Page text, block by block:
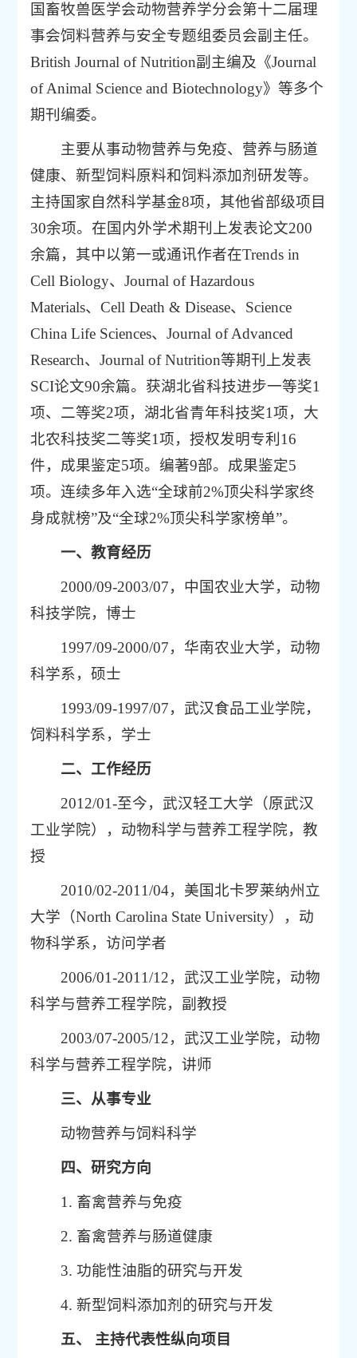
国畜牧兽医学会动物营养学分会第十二届理
事会饲料营养与安全专题组委员会副主任。
British Journal of Nutrition副主编及《Journal
of Animal Science and Biotechnology》等多个
期刊编委。
主要从事动物营养与免疫、营养与肠道
健康、新型饲料原料和饲料添加剂研发等。
主持国家自然科学基金8项，其他省部级项目
30余项。在国内外学术期刊上发表论文200
余篇，其中以第一或通讯作者在Trends in
Cell Biology、Journal of Hazardous
Materials、Cell Death & Disease、Science
China Life Sciences、Journal of Advanced
Research、Journal of Nutrition等期刊上发表
SCI论文90余篇。获湖北省科技进步一等奖1
项、二等奖2项，湖北省青年科技奖1项，大
北农科技奖二等奖1项，授权发明专利16
件，成果鉴定5项。编著9部。成果鉴定5
项。连续多年入选“全球前2%顶尖科学家终
身成就榜”及“全球2%顶尖科学家榜单”。
一、教育经历
2000/09-2003/07，中国农业大学，动物
科技学院，博士
1997/09-2000/07，华南农业大学，动物
科学系，硕士
1993/09-1997/07，武汉食品工业学院，
饲料科学系，学士
二、工作经历
2012/01-至今，武汉轻工大学（原武汉
工业学院），动物科学与营养工程学院，教
授
2010/02-2011/04，美国北卡罗莱纳州立
大学（North Carolina State University），动
物科学系，访问学者
2006/01-2011/12，武汉工业学院，动物
科学与营养工程学院，副教授
2003/07-2005/12，武汉工业学院，动物
科学与营养工程学院，讲师
三、从事专业
动物营养与饲料科学
四、研究方向
1. 畜禽营养与免疫
2. 畜禽营养与肠道健康
3. 功能性油脂的研究与开发
4. 新型饲料添加剂的研究与开发
五、 主持代表性纵向项目